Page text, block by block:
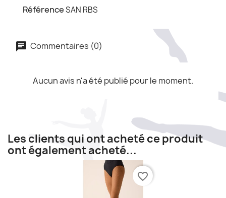
RéférenceSAN RBS
Commentaires (0)
Aucun avis n'a été publié pour le moment.
Les clients qui ont acheté ce produit
ont également acheté...
favorite_border